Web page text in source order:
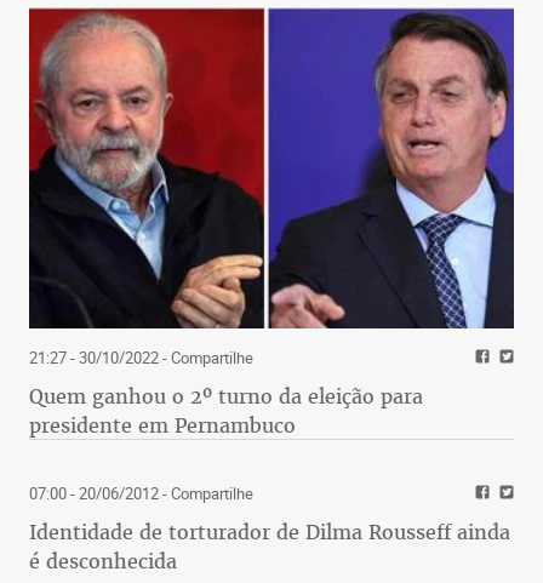
21:27 - 30/10/2022- Compartilhe
Quem ganhou o 2º turno da eleição para
presidente em Pernambuco
07:00 - 20/06/2012- Compartilhe
Identidade de torturador de Dilma Rousseff ainda
é desconhecida